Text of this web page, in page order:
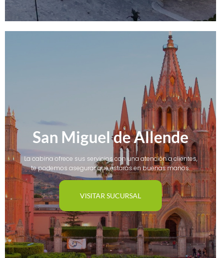
San Miguel de Allende
La cabina ofrece sus servicios con una atención a clientes,
te podemos asegurar que estarás en buenas manos.
VISITAR SUCURSAL